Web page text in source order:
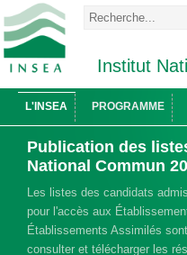
Institut
L'INSEA PROGRAMME
Publication des
National Commun
Les listes des candidats
pour l'accès aux
Établissements Assimilés
consulter et télécharger les